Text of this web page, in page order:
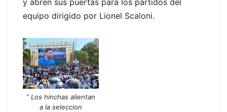
equipo dirigido por Lionel Scaloni.
” Los hinchas alientan
a la seleccion